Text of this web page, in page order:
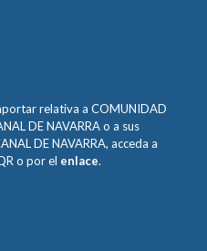
relativa a COMUNIDAD
DE NAVARRA o a sus
DE NAVARRA, acceda a
o por el enlace.